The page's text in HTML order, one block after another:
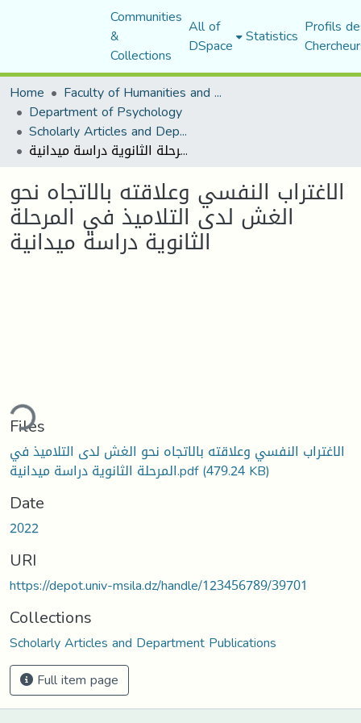
Communities
&
Collections
All of
DSpace Statistics Profils
Home
Faculty of Humanities and Social Sciences
Department of Psychology
Scholarly Articles and Department Publications
الاغتراب النفسي وعلاقته بالاتجاه نحو الغش لدى التلاميذ في المرحلة الثانوية دراسة ميدانية
الاغتراب النفسي وعلاقته بالاتجاه نحو
الغش لدى التلاميذ في المرحلة
الثانوية دراسة ميدانية
Files
الاغتراب النفسي وعلاقته بالاتجاه نحو الغش لدى التلاميذ في
المرحلة الثانوية دراسة ميدانية.pdf(479.24 KB)
Date
2022
URI
https://depot.univ-msila.dz/handle/123456789/39701
Collections
Scholarly Articles and Department Publications
Full item page